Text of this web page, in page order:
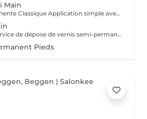
Main
1. Pose Semi-Permanente Classique Application simple avec une fine couche de base. Idéale pour celles qui souhaitent de la couleur, de la brillance et un léger renfort. Tenue moyenne 2 semaines. 2. Pose Semi + Renfort Combinaison d'une base classique avec une couche de renfort. Offre une meilleure résistance que le semi-permanent classique, parfaite pour les ongles naturels. Moyenne Tenue de 2 à 3 semaines. 3. Pose Semi + Fiber Ultra Base classique combinée à un gel enrichi en fibres, idéale pour les ongles fragiles ou nécessitant un renforcement supplémentaire. Tenue Moyenne 3 à 4 semaines.
Optez pour notre service de dépose de vernis semi-permanent avec 4 options adaptées à vos besoins : 1. Dépose simple : Retrait de l'ancien vernis semi-permanent.
Pieds